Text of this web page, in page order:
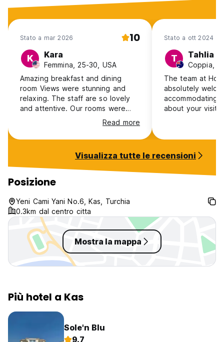
Non sono ammessi bambini. (Auto-translated from original
language)
Stato a mar 2026 10
K Kara
Femmina, 25-30, USA
Amazing breakfast and dining
room Views were stunning and
relaxing. The staff are so lovely
and attentive. Our rooms were
tidied every day and we always
everyone. Amazing five nights
Read more
Stato a ott 2024
T Tahlia
Coppia,
The team at
absolutely
accommodating.
about your visit to Kas,
with a fantastic
absolutely
Visualizza tutte le recensioni
Posizione
Yeni Cami Yani No.6, Kas, Turchia
0.3km dal centro citta
Mostra la mappa
Più hotel a Kas
Sole'n Blu
9.7